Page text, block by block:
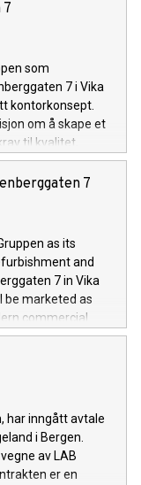
som
7 i Vika
kontorkonsept.
om å skape et
til kvalitet,
7
as its
and
7 in Vika
be marketed as
commercial
for quality,
har inngått avtale
i Bergen.
av LAB
er en